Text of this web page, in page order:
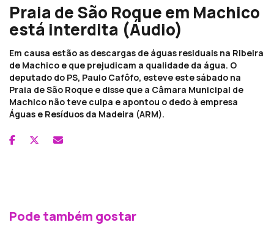
Praia de São Roque em Machico
está interdita (Áudio)
Em causa estão as descargas de águas residuais na Ribeira
de Machico e que prejudicam a qualidade da água. O
deputado do PS, Paulo Cafôfo, esteve este sábado na
Praia de São Roque e disse que a Câmara Municipal de
Machico não teve culpa e apontou o dedo à empresa
Águas e Resíduos da Madeira (ARM).
Pode também gostar